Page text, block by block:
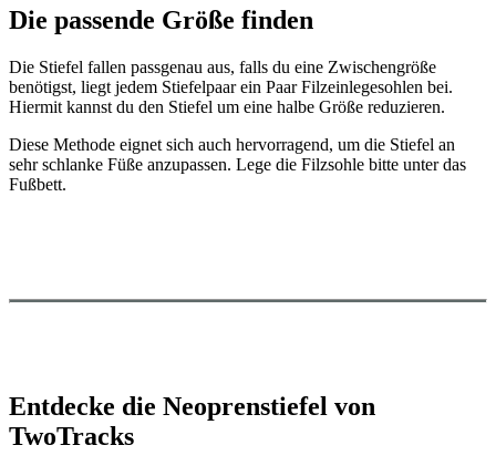
Die passende Größe finden
Die Stiefel fallen passgenau aus, falls du eine Zwischengröße
benötigst, liegt jedem Stiefelpaar ein Paar Filzeinlegesohlen bei.
Hiermit kannst du den Stiefel um eine halbe Größe reduzieren.
Diese Methode eignet sich auch hervorragend, um die Stiefel an
sehr schlanke Füße anzupassen. Lege die Filzsohle bitte unter das
Fußbett.
Entdecke die Neoprenstiefel von
TwoTracks